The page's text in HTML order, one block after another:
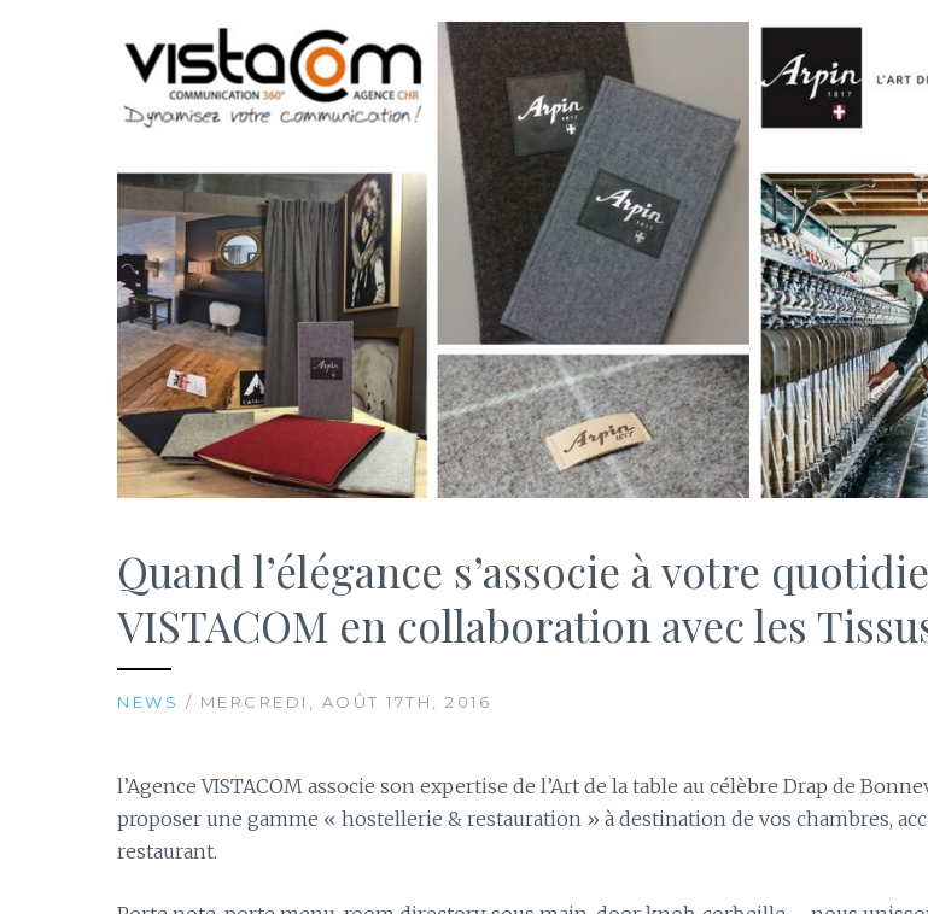
Quand l’élégance s’associe à votre
VISTACOM en collaboration avec les
NEWS / MERCREDI, AOÛT 17TH, 2016
l’Agence VISTACOM associe son expertise de l’Art de la table au célèbre Drap de
proposer une gamme « hostellerie & restauration » à destination de vos chambres,
restaurant.